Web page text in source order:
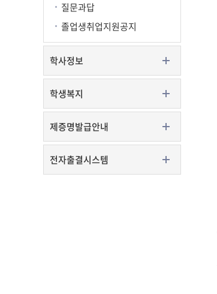
질문과답
졸업생취업지원공지
학사정보
학생복지
제증명발급안내
전자출결시스템